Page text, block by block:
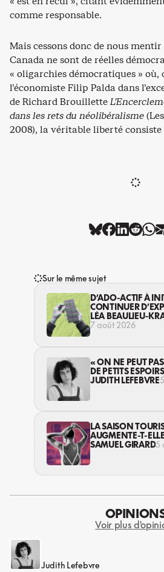
comme responsable.
Mais cessons donc de nous
Canada ne sont de réelles
« oligarchies démocratiques » où,
l’économiste Filip Palda dans
de Richard Brouillette
dans les rets du néolibéralisme
2008), la véritable liberté
Sur le même sujet
D’ADO-ACTIF À
CONTINUER
JEUNES… DANS
LÉA BEAULIEU-
7 août 2026
« ON NE PEUT PAS
DE PETITS
AVEC AVI LEWIS
JUDITH LEFEBVRE
LA SAISON
AUGMENTE-T-
VIOLENCES
SAMUEL GIRARD5
Voir plus
Judith Lefebvre